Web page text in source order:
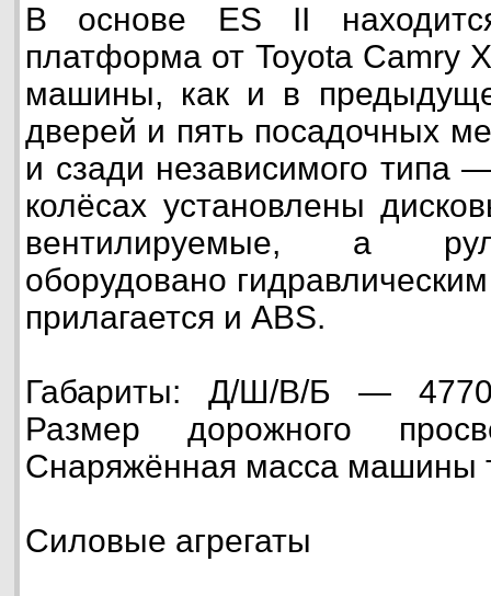
В основе ES II
платформа от Toyota Camry
машины, как и в
дверей и пять посадочных
и сзади независимого типа
колёсах установлены
вентилируемые, а
оборудовано
прилагается и ABS.
Габариты: Д/Ш/В/Б —
Размер дорожного
Снаряжённая масса машины
Силовые агрегаты